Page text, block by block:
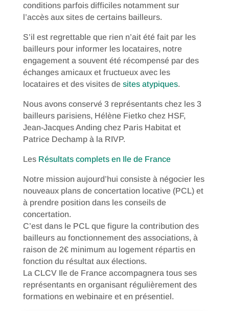
conditions parfois difficiles notamment sur
l’accès aux sites de certains bailleurs.
S’il est regrettable que rien n’ait été fait par les
bailleurs pour informer les locataires, notre
engagement a souvent été récompensé par des
échanges amicaux et fructueux avec les
locataires et des visites de sites atypiques.
Nous avons conservé 3 représentants chez les 3
bailleurs parisiens, Hélène Fietko chez HSF,
Jean-Jacques Anding chez Paris Habitat et
Patrice Dechamp à la RIVP.
Les Résultats complets en Ile de France
Notre mission aujourd’hui consiste à négocier les
nouveaux plans de concertation locative (PCL) et
à prendre position dans les conseils de
concertation.
C’est dans le PCL que figure la contribution des
bailleurs au fonctionnement des associations, à
raison de 2€ minimum au logement répartis en
fonction du résultat aux élections.
La CLCV Ile de France accompagnera tous ses
représentants en organisant régulièrement des
formations en webinaire et en présentiel.